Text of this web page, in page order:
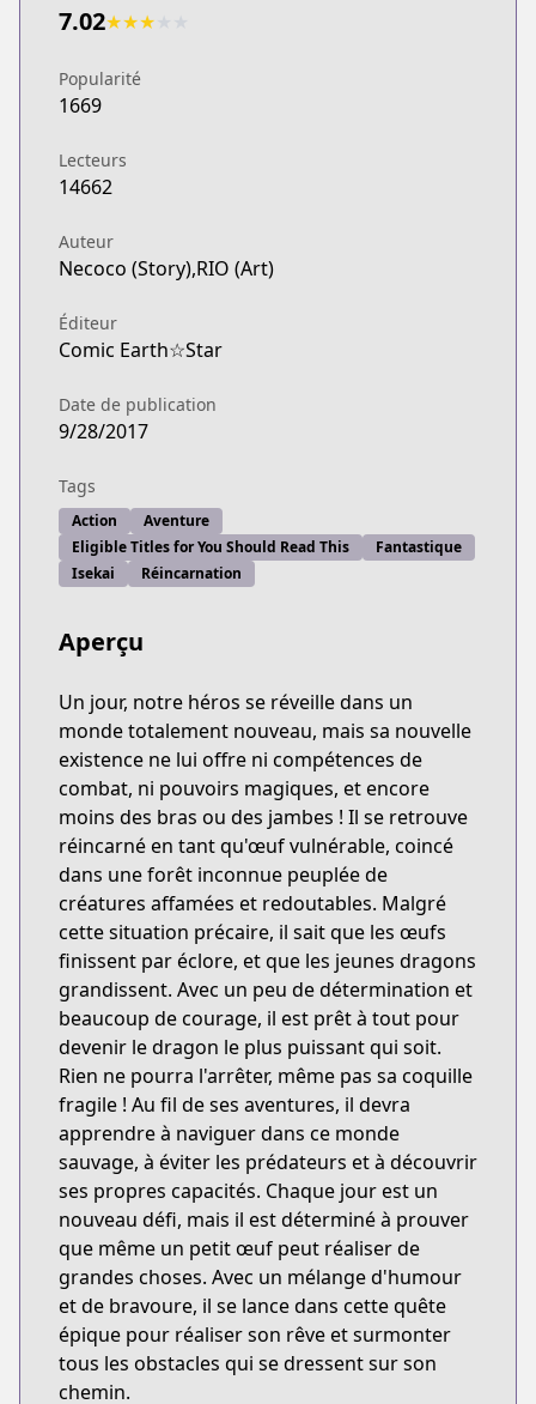
7.02★★★
Popularité
1669
Lecteurs
14662
Auteur
Necoco (Story),RIO (Art)
Éditeur
Comic Earth☆Star
Date de publication
9/28/2017
Tags
Action
Aventure
Eligible Titles for You Should Read This
Fantastique
Isekai
Réincarnation
Aperçu
Un jour, notre héros se réveille dans un
monde totalement nouveau, mais sa nouvelle
existence ne lui offre ni compétences de
combat, ni pouvoirs magiques, et encore
moins des bras ou des jambes ! Il se retrouve
réincarné en tant qu'œuf vulnérable, coincé
dans une forêt inconnue peuplée de
créatures affamées et redoutables. Malgré
cette situation précaire, il sait que les œufs
finissent par éclore, et que les jeunes dragons
grandissent. Avec un peu de détermination et
beaucoup de courage, il est prêt à tout pour
devenir le dragon le plus puissant qui soit.
Rien ne pourra l'arrêter, même pas sa coquille
fragile ! Au fil de ses aventures, il devra
apprendre à naviguer dans ce monde
sauvage, à éviter les prédateurs et à découvrir
ses propres capacités. Chaque jour est un
nouveau défi, mais il est déterminé à prouver
que même un petit œuf peut réaliser de
grandes choses. Avec un mélange d'humour
et de bravoure, il se lance dans cette quête
épique pour réaliser son rêve et surmonter
tous les obstacles qui se dressent sur son
chemin.